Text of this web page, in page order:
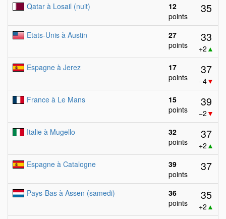
Qatar à Losail (nuit)
12
points
35
Etats-Unis à Austin
27
points
33
+2 ▲
Espagne à Jerez
17
points
37
−4▼
France à Le Mans
15
points
39
−2 ▼
Italie à Mugello
32
points
37
+2 ▲
Espagne à Catalogne
39
points
37
Pays-Bas à Assen (samedi)
36
points
35
+2 ▲